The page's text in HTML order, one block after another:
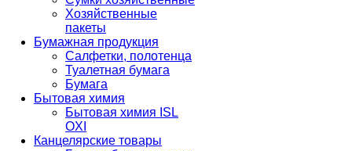
Хозяйственные
пакеты
Бумажная продукция
Салфетки, полотенца
Туалетная бумага
Бумага
Бытовая химия
Бытовая химия ISL
OXI
Канцелярские товары